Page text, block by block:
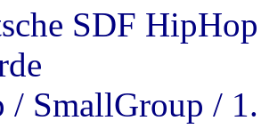
SDF
/ SmallGroup /